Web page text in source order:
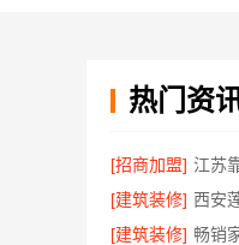
热门资
[招商加盟]
[建筑装修]
[建筑装修]